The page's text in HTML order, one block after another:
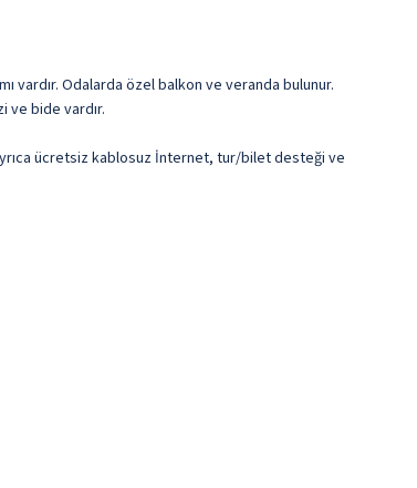
vardır. Odalarda özel balkon ve veranda bulunur.
ve bide vardır.
ücretsiz kablosuz İnternet, tur/bilet desteği ve